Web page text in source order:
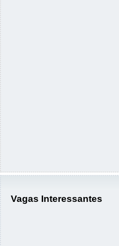
Vagas Interessantes